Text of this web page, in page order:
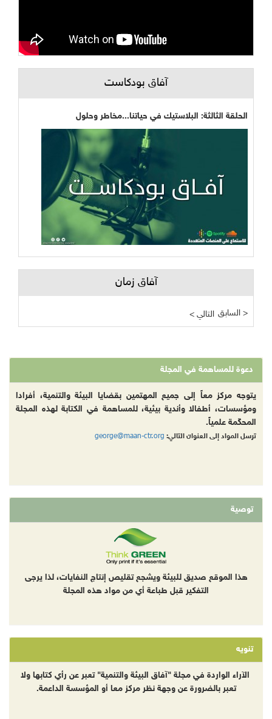
آفاق بودكاست
الحلقة الثالثة: البلاستيك في حياتنا...مخاطر وحلول
آفاق زمان
< التالي السابق >
دعوة للمساهمة في المجلة
يتوجه مركز معاً إلى جميع المهتمين بقضايا البيئة والتنمية، أفرادا
ومؤسسات، أطفالا وأندية بيئية، للمساهمة في الكتابة لهذه المجلة
المحكّمة علمياً.
ترسل المواد إلى العنوان التالي: george@maan-ctr.org
توصية
هذا الموقع صديق للبيئة ويشجع تقليص إنتاج النفايات، لذا يرجى
التفكير قبل طباعة أي من مواد هذه المجلة
تنويه
الآراء الواردة في مجلة "آفاق البيئة والتنمية" تعبر عن رأي كتابها ولا
تعبر بالضرورة عن وجهة نظر مركز معا أو المؤسسة الداعمة.